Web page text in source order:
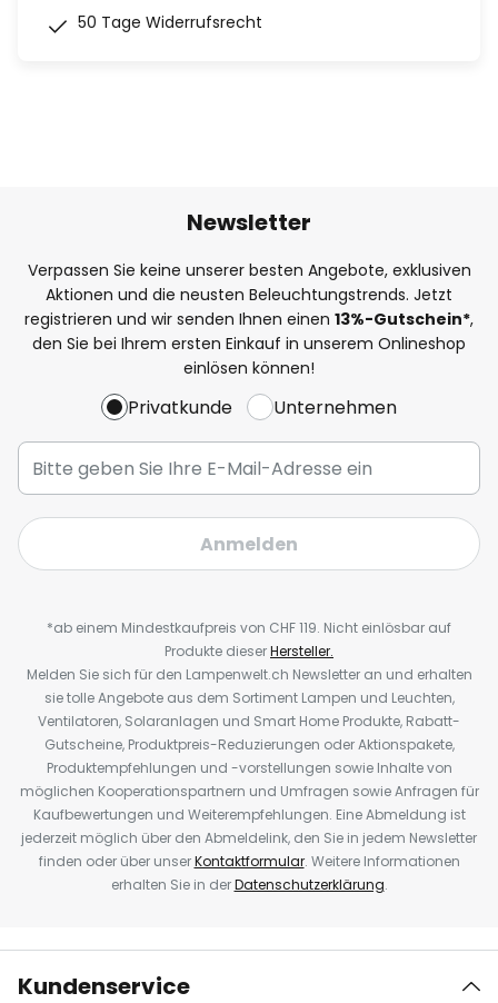
50 Tage Widerrufsrecht
Newsletter
Verpassen Sie keine unserer besten Angebote, exklusiven
Aktionen und die neusten Beleuchtungstrends. Jetzt
registrieren und wir senden Ihnen einen 13%-Gutschein*,
den Sie bei Ihrem ersten Einkauf in unserem Onlineshop
einlösen können!
Privatkunde Unternehmen
Anmelden
*ab einem Mindestkaufpreis von CHF 119. Nicht einlösbar auf
Produkte dieserHersteller.
Melden Sie sich für den Lampenwelt.ch Newsletter an und erhalten
sie tolle Angebote aus dem Sortiment Lampen und Leuchten,
Ventilatoren, Solaranlagen und Smart Home Produkte, Rabatt-
Gutscheine, Produktpreis-Reduzierungen oder Aktionspakete,
Produktempfehlungen und -vorstellungen sowie Inhalte von
möglichen Kooperationspartnern und Umfragen sowie Anfragen für
Kaufbewertungen und Weiterempfehlungen. Eine Abmeldung ist
jederzeit möglich über den Abmeldelink, den Sie in jedem Newsletter
finden oder über unserKontaktformular. Weitere Informationen
erhalten Sie in derDatenschutzerklärung.
Kundenservice